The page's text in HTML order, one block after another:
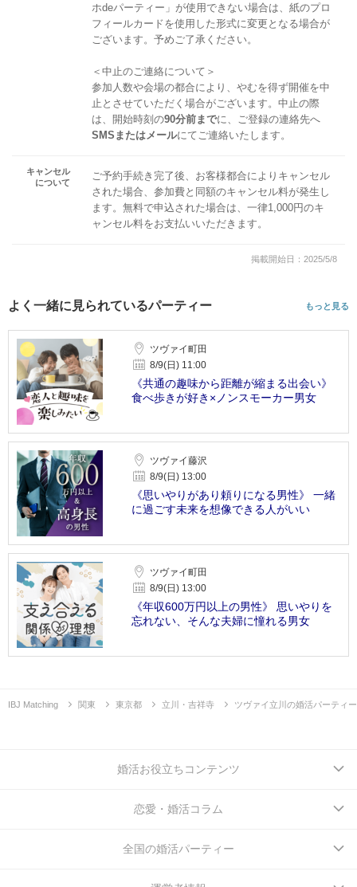
ホdeパーティー」が使用できない場合は、紙のプロ
フィールカードを使用した形式に変更となる場合が
ございます。予めご了承ください。
＜中止のご連絡について＞
参加人数や会場の都合により、やむを得ず開催を中
止とさせていただく場合がございます。中止の際
は、開始時刻の90分前までに、ご登録の連絡先へ
SMSまたはメールにてご連絡いたします。
キャンセル
について
ご予約手続き完了後、お客様都合によりキャンセル
された場合、参加費と同額のキャンセル料が発生し
ます。無料で申込された場合は、一律1,000円のキ
ャンセル料をお支払いいただきます。
掲載開始日：2025/5/8
よく一緒に見られているパーティー もっと見る
ツヴァイ町田
8/9(日) 11:00
《共通の趣味から距離が縮まる出会い》
食べ歩きが好き×ノンスモーカー男女
ツヴァイ藤沢
8/9(日) 13:00
《思いやりがあり頼りになる男性》 一緒
に過ごす未来を想像できる人がいい
ツヴァイ町田
8/9(日) 13:00
《年収600万円以上の男性》 思いやりを
忘れない、そんな夫婦に憧れる男女
IBJ Matching 関東 東京都 立川・吉祥寺 ツヴァイ立川の婚活パーティー
婚活お役立ちコンテンツ
恋愛・婚活コラム
全国の婚活パーティー